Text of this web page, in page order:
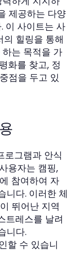
제공하는 다양
이 사이트는 사
의 힐링을 통해
는 목적을 가
화를 찾고, 정
점을 두고 있
그램과 안식
용자는 캠핑,
참여하여 자
니다. 이러한 체
뛰어난 지역
트레스를 날려
니다.
할 수 있습니